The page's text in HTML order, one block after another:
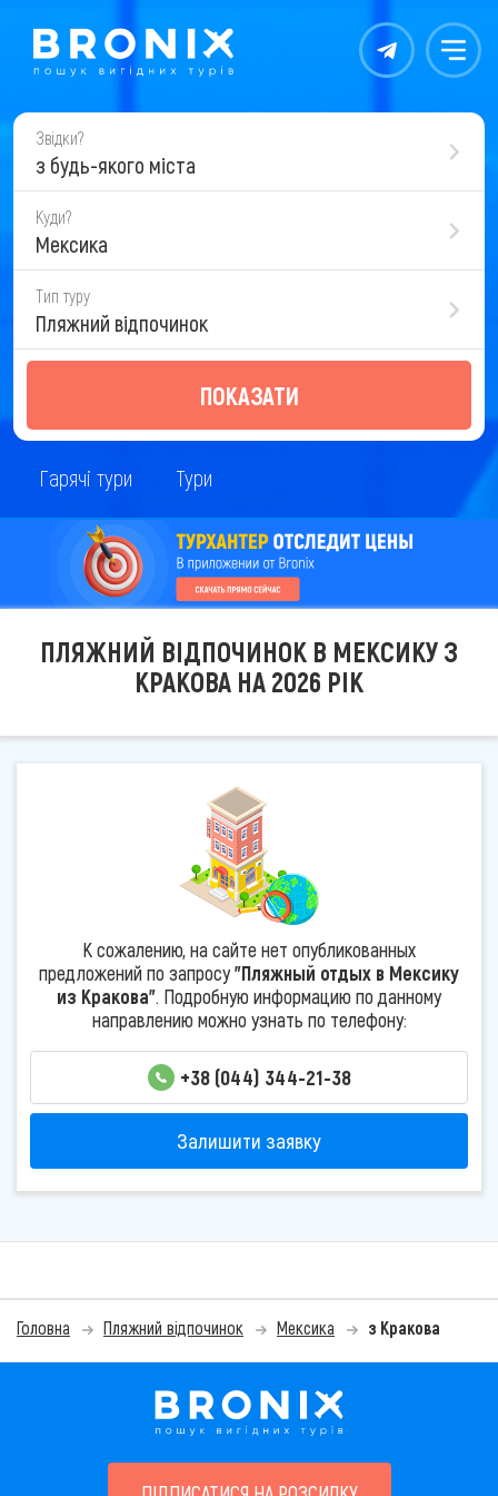
Контакты Меню
Звідки?
з будь-якого міста
Куди?
Мексика
Тип туру
Пляжний відпочинок
ПОКАЗАТИ
Гарячі тури Тури
ПЛЯЖНИЙ ВІДПОЧИНОК В МЕКСИКУ З
КРАКОВА НА 2026 РІК
К сожалению, на сайте нет опубликованных
предложений по запросу"Пляжный отдых в Мексику
из Кракова". Подробную информацию по данному
направлению можно узнать по телефону:
+38 (044) 344-21-38
Залишити заявку
Головна Пляжний відпочинок Мексика з Кракова